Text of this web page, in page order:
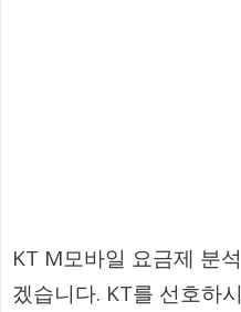
KT M모바일 요금제 분
겠습니다. KT를 선호하